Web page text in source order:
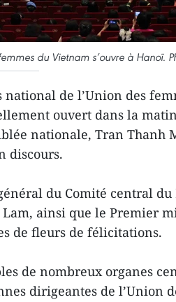
du Vietnam s’ouvre à Hanoï.
national de l’Union des
ouvert dans la
nationale, Tran Thanh
discours.
du Comité central du
ainsi que le Premier
de fleurs de félicitations.
de nombreux organes
dirigeantes de l’Union